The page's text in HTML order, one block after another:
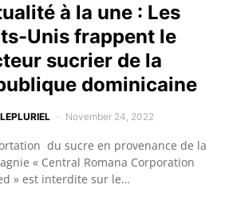
à la une : Les
Unis frappent le
sucrier de la
dominicaine
November 24, 2022
du sucre en provenance de la
« Central Romana Corporation
» est interdite sur le…